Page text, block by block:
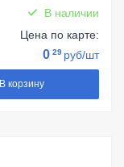
В наличии
Цена по карте:
0 29 руб/шт
В корзину